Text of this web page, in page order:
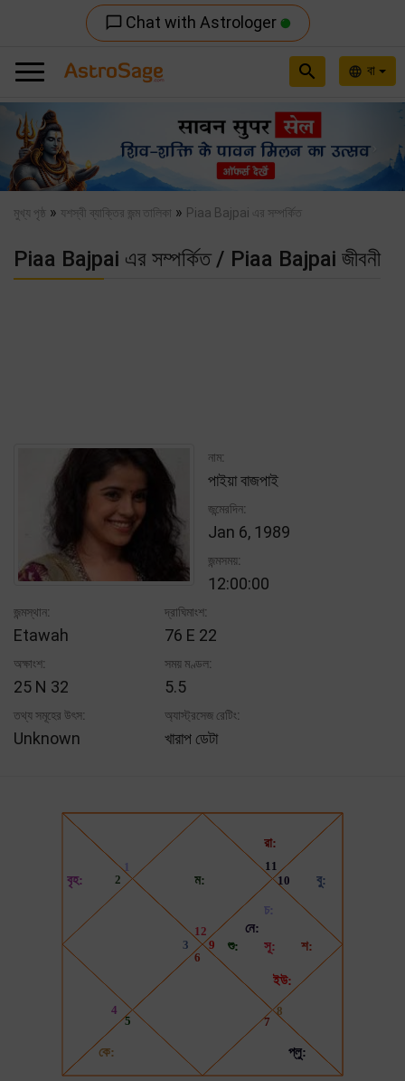
chat_bubble_outline Chat with Astrologer
language বা
search
Previous
মুখ্য পৃষ্ঠ » যশস্বী ব্যাক্তির জন্ম তালিকা » Piaa Bajpai এর সম্পর্কিত
Piaa Bajpai এর সম্পর্কিত / Piaa Bajpai জীবনী
নাম:
পাইয়া বাজপাই
জন্মেরদিন:
Jan 6, 1989
জন্মসময়:
12:00:00
জন্মস্থান:
Etawah
দ্রাঘিমাংশ:
76 E 22
অক্ষাংশ:
25 N 32
সময় মণ্ডল:
5.5
তথ্য সমূহের উৎস:
Unknown
অ্যাস্ট্রসেজ রেটিং:
খারাপ ডেটা